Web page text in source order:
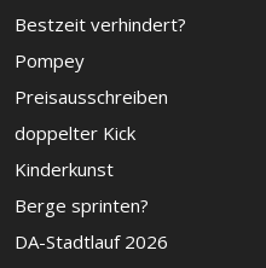
Bestzeit verhindert?
Pompey
Preisausschreiben
doppelter Kick
Kinderkunst
Berge sprinten?
DA-Stadtlauf 2026